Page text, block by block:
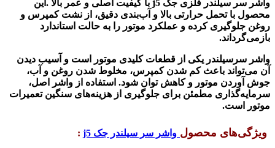
واشر سر سیلندر فلزی جک j5 با کیفیت اصلی و عمر بالا . این
محصول با تحمل حرارتی بالا و آب‌بندی دقیق، از نشت کمپرس و
روغن جلوگیری کرده و عملکرد موتور را به حالت استاندارد
بازمی‌گرداند.
واشر سرسیلندر یکی از قطعات کلیدی موتور است و آسیب دیدن
آن می‌تواند باعث کم شدن کمپرس، مخلوط شدن روغن و آب،
جوش آوردن موتور و کاهش توان شود. استفاده از واشر اصل،
سرمایه‌گذاری مطمئن برای جلوگیری از هزینه‌های سنگین تعمیرات
موتور است.
ویژگی‌های محصول واشر سر سیلندر جک j5 :